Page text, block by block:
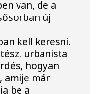
van, de a
új
kell keresni.
urbanista
hogyan
amije már
be a